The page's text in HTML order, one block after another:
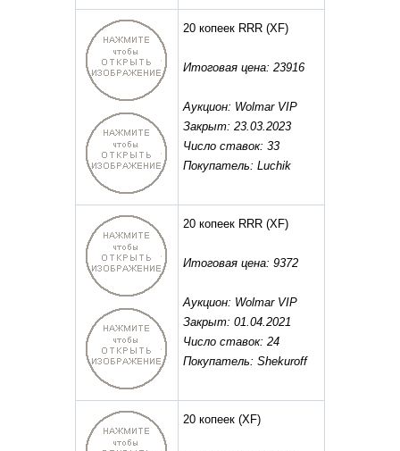
20 копеек RRR (XF)
Итоговая цена: 23916
Аукцион: Wolmar VIP
Закрыт: 23.03.2023
Число ставок: 33
Покупатель: Luchik
20 копеек RRR (XF)
Итоговая цена: 9372
Аукцион: Wolmar VIP
Закрыт: 01.04.2021
Число ставок: 24
Покупатель: Shekuroff
20 копеек (XF)